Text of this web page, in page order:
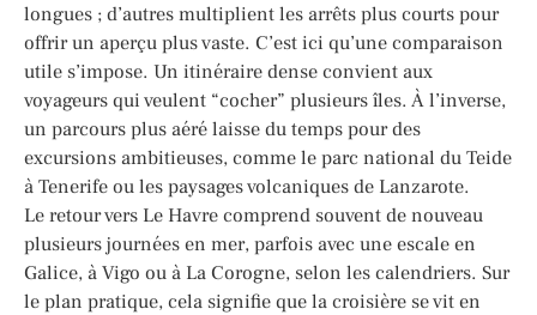
longues ; d’autres multiplient les arrêts plus courts pour
offrir un aperçu plus vaste. C’est ici qu’une comparaison
utile s’impose. Un itinéraire dense convient aux
voyageurs qui veulent “cocher” plusieurs îles. À l’inverse,
un parcours plus aéré laisse du temps pour des
excursions ambitieuses, comme le parc national du Teide
à Tenerife ou les paysages volcaniques de Lanzarote.
Le retour vers Le Havre comprend souvent de nouveau
plusieurs journées en mer, parfois avec une escale en
Galice, à Vigo ou à La Corogne, selon les calendriers. Sur
le plan pratique, cela signifie que la croisière se vit en